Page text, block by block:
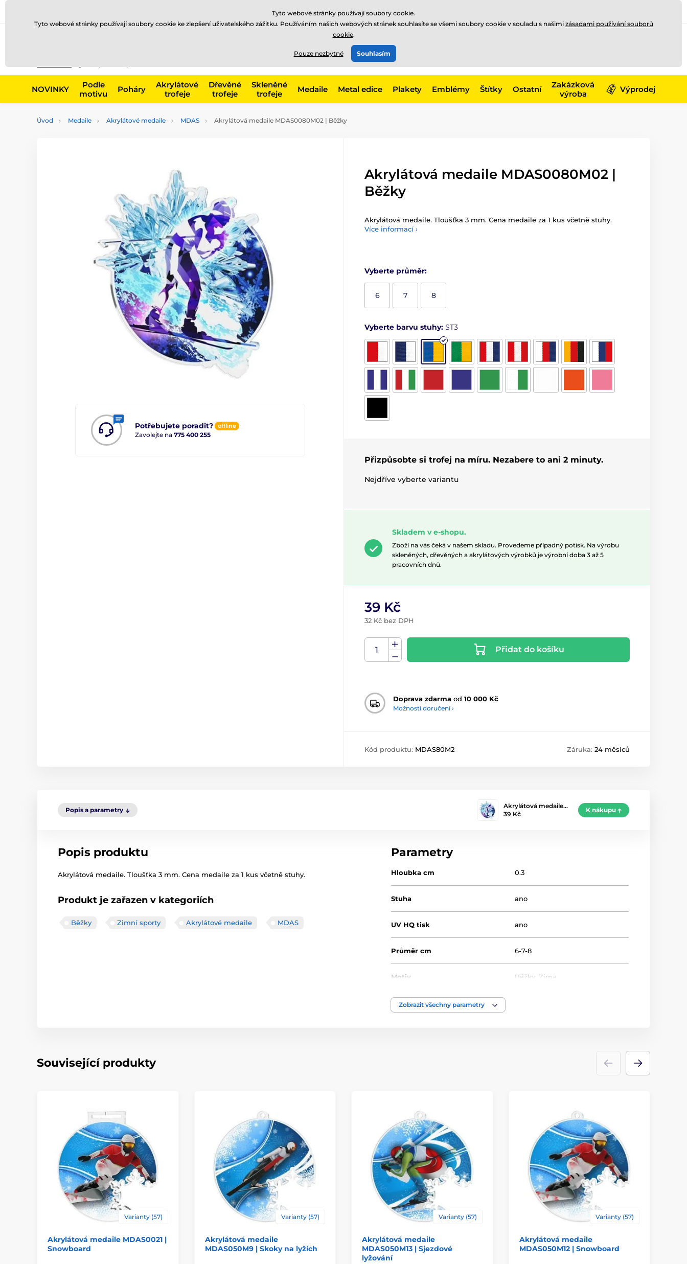
775 400 255
Zavolejte nám
NOVINKY
Podle
motivu
Poháry
Akrylátové
trofeje
Dřevěné
trofeje
Skleněné
trofeje
Medaile Metal edice Plakety Emblémy Štítky Ostatní
Zakázková
výroba
Výprodej
Úvod Medaile Akrylátové medaile MDAS Akrylátová medaile MDAS0080M02 | Běžky
Potřebujete poradit? offline
Zavolejte na 775 400 255
Akrylátová medaile MDAS0080M02 |
Běžky
Akrylátová medaile. Tloušťka 3 mm. Cena medaile za 1 kus včetně stuhy.
Více informací ›
Vyberte průměr:
6 7 8
Vyberte barvu stuhy: ST3
Přizpůsobte si trofej na míru. Nezabere to ani 2 minuty.
Nejdříve vyberte variantu
Skladem v e-shopu.
Zboží na vás čeká v našem skladu. Provedeme případný potisk. Na výrobu
skleněných, dřevěných a akrylátových výrobků je výrobní doba 3 až 5
pracovních dnů.
39 Kč
32 Kč bez DPH
Přidat do košíku
Doprava zdarma od 10 000 Kč
Možnosti doručení ›
Kód produktu: MDAS80M2 Záruka: 24 měsíců
Popis a parametry
Akrylátová medaile…
39 Kč
K nákupu
Popis produktu
Akrylátová medaile. Tloušťka 3 mm. Cena medaile za 1 kus včetně stuhy.
Produkt je zařazen v kategoriích
Běžky Zimní sporty Akrylátové medaile MDAS
Parametry
Hloubka cm 0.3
Stuha ano
UV HQ tisk ano
Průměr cm 6-7-8
Motiv Běžky Zima
Typ ocenění
Zobrazit všechny parametry
Související produkty
Varianty (57)
Akrylátová medaile MDAS0021 |
Snowboard
Varianty (57)
Akrylátová medaile
MDAS050M9 | Skoky na lyžích
Varianty (57)
Akrylátová medaile
MDAS050M13 | Sjezdové
lyžování
Varianty (57)
Akrylátová medaile
MDAS050M12 | Snowboard
Tyto webové stránky používají soubory cookie.
Tyto webové stránky používají soubory cookie ke zlepšení uživatelského zážitku. Používáním našich webových stránek souhlasíte se všemi soubory cookie v souladu s našimi zásadami používání souborů
cookie.
Pouze nezbytné Souhlasím